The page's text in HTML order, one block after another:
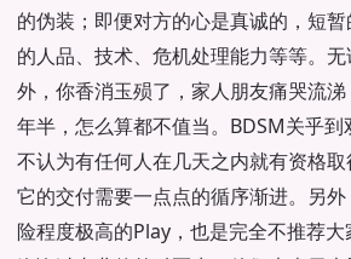
的伪装；即便对方的心是真诚的，短
的人品、技术、危机处理能力等等。
外，你香消玉殒了，家人朋友痛哭流
年半，怎么算都不值当。BDSM关乎
不认为有任何人在几天之内就有资格取
它的交付需要一点点的循序渐进。另外
险程度极高的Play，也是完全不推荐